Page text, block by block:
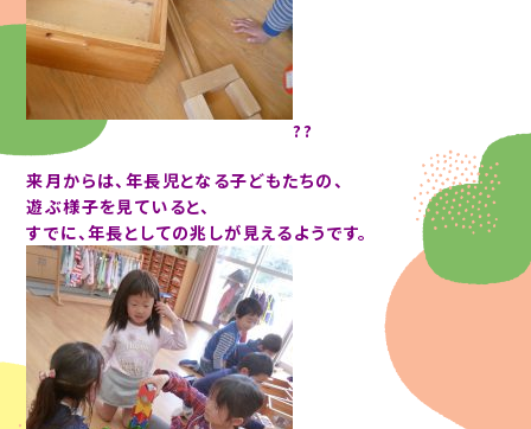
??
来月からは、年長児となる子どもたちの、
遊ぶ様子を見ていると、
すでに、年長としての兆しが見えるようです。